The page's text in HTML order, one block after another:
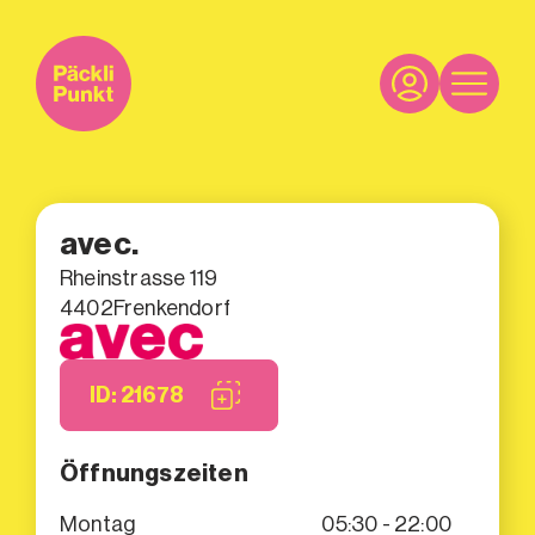
avec.
Rheinstrasse 119
4402Frenkendorf
ID: 21678
Öffnungszeiten
Montag 05:30 - 22:00